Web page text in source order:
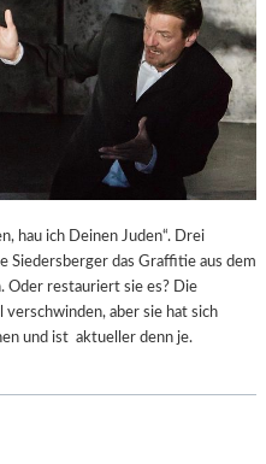
hau ich Deinen Juden“. Drei
Siedersberger das Graffitie aus dem
Oder restauriert sie es? Die
aber sie hat sich
und ist aktueller denn je.